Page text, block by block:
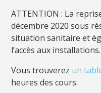
ATTENTION : La
décembre 2020 sous
situation sanitaire et
l’accès aux installations.
Vous trouverez un
heures des cours.